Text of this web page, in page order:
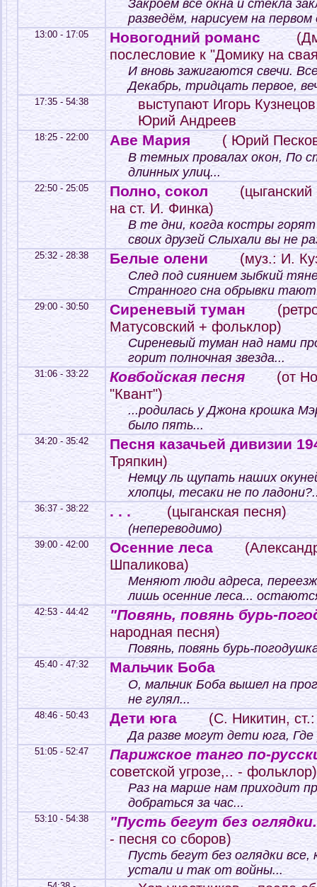
Закроем все окна и стёкла
разведём, нарисуем на первом
13:00 - 17:05 Новогодний романс
послесловие к "Домику на
И вновь зажигаются свечи.
Декабрь, тридцать первое,
17:35 - 54:38
выступают Игорь
Юрий Андреев
18:25 - 22:00 Аве Мария ( Юрий
В темных провалах окон, По
длинных улиц...
22:50 - 25:05 Полно, сокол
на ст. И. Финка)
В те дни, когда костры горят
своих друзей Слыхали вы не
25:32 - 28:38 Белые олени (муз.: И.
След под сиянием зыбкий
Странного сна обрывки
29:00 - 30:50 Сиреневый туман
Матусовский + фольклор)
Сиреневый туман над нами
горит полночная звезда...
31:06 - 33:22 Ковбойская песня
(от
"Квант")
...родилась у Джона крошка
было пять...
34:20 - 35:42 Песня казачьей дивизии
Тряпкин)
Немцу ль щупать наших
хлопцы, тесаки не по
36:37 - 38:22 . . . (цыганская песня)
(непереводимо)
39:00 - 42:00 Осенние леса
Шпаликова)
Меняют люди адреса,
лишь осенние леса...
42:53 - 44:42 "Повянь, повянь бурь-
народная песня)
Повянь, повянь бурь-
45:40 - 47:32 Мальчик Боба
О, мальчик Боба вышел на
не гулял...
48:46 - 50:43 Дети юга (С. Никитин,
Да разве могут дети юга,
51:05 - 52:47 Парижское танго по-
советской угрозе,.. - фольклор)
Раз на марше нам приходит
добраться за час...
53:10 - 54:38 "Пусть бегут без
- песня со сборов)
Пусть бегут без оглядки
устали и так от войны...